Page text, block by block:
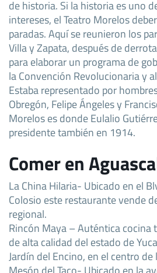
de historia. Si la historia es uno
intereses, el Teatro Morelos
paradas. Aquí se reunieron los
Villa y Zapata, después de
para elaborar un programa de
la Convención Revolucionaria y
Estaba representado por
Obregón, Felipe Ángeles y
Morelos es donde Eulalio
presidente también en 1914.
Comer en
La China Hilaria- Ubicado en el
Colosio este restaurante vende
regional.
Rincón Maya – Auténtica cocina
de alta calidad del estado de
Jardín del Encino, en el centro de